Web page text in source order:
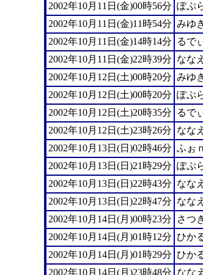
2002年10月11日(金)00時56分 ぽぷ
2002年10月11日(金)11時54分 みゆ
2002年10月11日(金)14時14分
るで
2002年10月11日(金)22時39分 ななえ
2002年10月12日(土)00時20分 みゆ
2002年10月12日(土)00時20分 ぽぷ
2002年10月12日(土)20時35分
るで
2002年10月12日(土)23時26分 ななえ
2002年10月13日(日)02時46分 ふぉｎ
2002年10月13日(日)21時29分 ぽぷ
2002年10月13日(日)22時43分 ななえ
2002年10月13日(日)22時47分 なな
2002年10月14日(月)00時23分
さつ
2002年10月14日(月)01時12分 ひか
2002年10月14日(月)01時29分 ひか
2002年10月14日(月)23時48分 ななえ